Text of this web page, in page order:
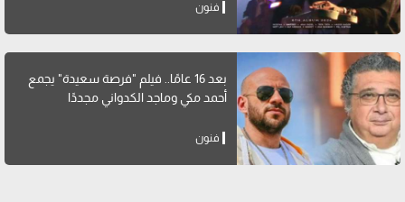
فنون
بعد 16 عامًا.. فيلم "فرصة سعيدة" يجمع
أحمد مكي وماجد الكدواني مجددًا
فنون